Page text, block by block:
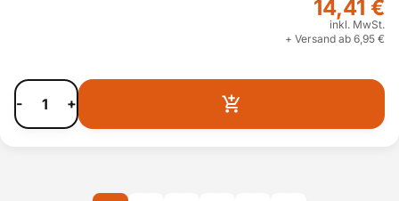
14,41 €
inkl. MwSt.
+ Versand ab 6,95 €
- +